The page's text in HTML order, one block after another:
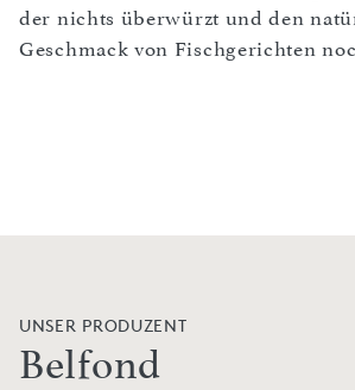
der nichts überwürzt und den
Geschmack von Fischgerichten
UNSER PRODUZENT
Belfond